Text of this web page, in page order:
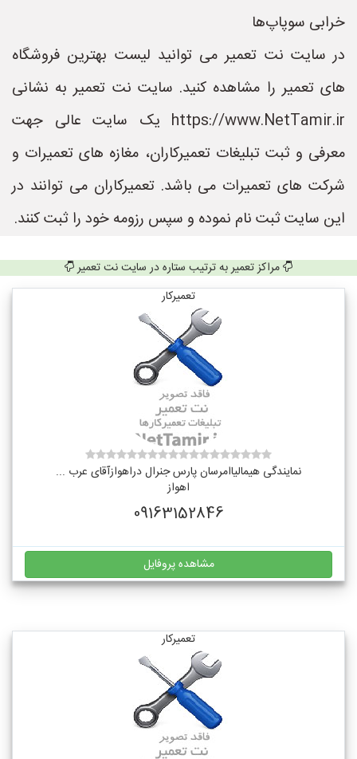
خرابی سوپاپ‌ها
در سایت نت تعمیر می توانید لیست بهترین فروشگاه
های تعمیر را مشاهده کنید. سایت نت تعمیر به نشانی
https://www.NetTamir.ir یک سایت عالی جهت
معرفی و ثبت تبلیغات تعمیرکاران، مغازه های تعمیرات و
شرکت های تعمیرات می باشد. تعمیرکاران می توانند در
این سایت ثبت نام نموده و سپس رزومه خود را ثبت کنند.
مراکز تعمیر به ترتیب ستاره در سایت نت تعمیر
تعمیرکار
نمایندگی هیمالیاامرسان پارس جنرال دراهوازآقای عرب ...
اهواز
09163152846
مشاهده پروفایل
تعمیرکار